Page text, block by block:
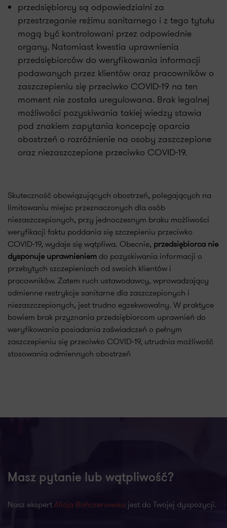
przedsiębiorcy są odpowiedzialni za
przestrzeganie reżimu sanitarnego i z tego tytułu
mogą być kontrolowani przez odpowiednie
organy. Natomiast kwestia uprawnienia
przedsiębiorców do weryfikowania informacji
podawanych przez klientów oraz pracowników o
zaszczepieniu się przeciwko COVID-19 na ten
moment nie została uregulowana. Brak legalnej
możliwości pozyskiwania takiej wiedzy stawia
pod znakiem zapytania koncepcję oparcia
obostrzeń o rozróżnienie na osoby zaszczepione
oraz niezaszczepione przeciwko COVID-19.
Skuteczność obowiązujących obostrzeń, polegających na
limitowaniu miejsc przeznaczonych dla osób
niezaszczepionych, przy jednoczesnym braku możliwości
weryfikacji faktu poddania się szczepieniu przeciwko
COVID-19, wydaje się wątpliwa. Obecnie, przedsiębiorca nie
dysponuje uprawnieniem do pozyskiwania informacji o
przebytych szczepieniach od swoich klientów i
pracowników. Zatem ruch ustawodawcy, wprowadzający
odmienne restrykcje sanitarne dla zaszczepionych i
niezaszczepionych, jest trudno egzekwowalny. W praktyce
bowiem brak przyznania przedsiębiorcom uprawnień do
weryfikowania posiadania zaświadczeń o pełnym
zaszczepieniu się przeciwko COVID-19, utrudnia możliwość
stosowania odmiennych obostrzeń
Masz pytanie lub wątpliwość?
Nasz ekspertAlicja Bańczerowska jest do Twojej dyspozycji.